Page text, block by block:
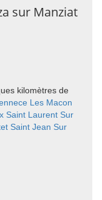
sur Manziat
kilomètres de
Les Macon
Saint Laurent Sur
Saint Jean Sur